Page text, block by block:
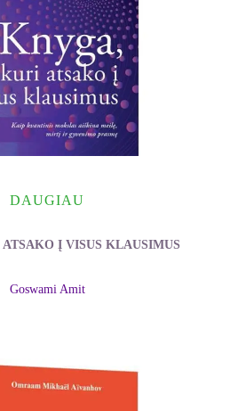
DAUGIAU
Į VISUS KLAUSIMUS
Goswami Amit